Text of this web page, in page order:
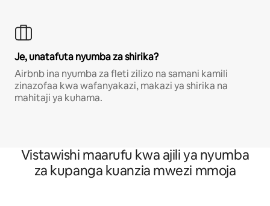
Je, unatafuta nyumba za shirika?
Airbnb ina nyumba za fleti zilizo na samani kamili
zinazofaa kwa wafanyakazi, makazi ya shirika na
mahitaji ya kuhama.
Vistawishi maarufu kwa ajili ya nyumba
za kupanga kuanzia mwezi mmoja